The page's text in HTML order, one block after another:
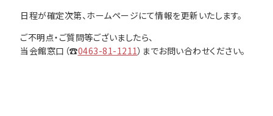
日程が確定次第、ホームページにて情報を更新いたします。
ご不明点・ご質問等ございましたら、
当会館窓口（☎0463-81-1211）までお問い合わせください。